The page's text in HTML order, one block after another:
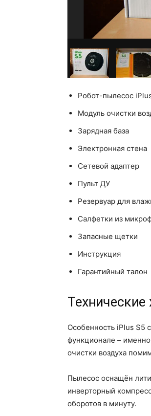
Робот-пылесос
Модуль очистки
Зарядная база
Электронная стена
Сетевой адаптер
Пульт ДУ
Резервуар для
Салфетки из
Запасные щетки
Инструкция
Гарантийный талон
Технические
Особенность iPlus S5
функционале –
очистки воздуха
Пылесос оснащён
инверторный
оборотов в минуту.